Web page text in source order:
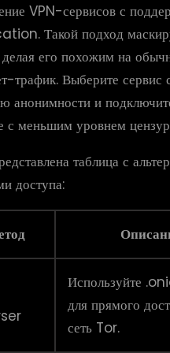
VPN-сервисов с
Такой подход
делая его похожим на
трафик. Выберите сервис
анонимности и
с меньшим уровнем
таблица с
доступа:
Используйте
для прямого
сеть Tor.